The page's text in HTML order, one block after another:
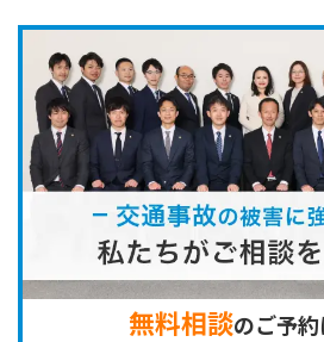
無料相談のご予